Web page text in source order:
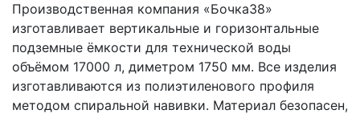
Производственная компания «Бочка38»
изготавливает вертикальные и горизонтальные
подземные ёмкости для технической воды
объёмом 17000 л, диметром 1750 мм. Все изделия
изготавливаются из полиэтиленового профиля
методом спиральной навивки. Материал безопасен,